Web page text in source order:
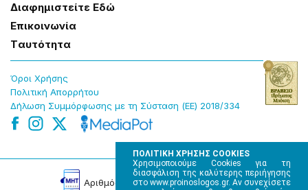
ΠΟΛΙΤΙΚΗ ΧΡΗΣΗΣ COOKIES
Χρησιμοποιούμε Cookies για τη
διασφάλιση της καλύτερης περιήγησης
στο www.proinoslogos.gr. Αν συνεχίσετε
Δɩαφημɩστείτε Εδώ
Επɩκοɩνωνία
Tαυτότητα
Όροɩ Χρήσης
Πολɩτɩκή Απορρήτου
Δήλωση Συμμόρφωσης με τη Σύσταση (ΕΕ) 2018/334
Αρɩθμός Πɩστοποίησης Μ.Η.Τ. 220242